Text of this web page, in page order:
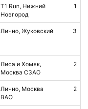
T1 Run, Нижний
Новгород
1
Лично, Жуковский 3
Лиса и Хомяк,
Москва СЗАО
2
Лично, Москва
ВАО
2